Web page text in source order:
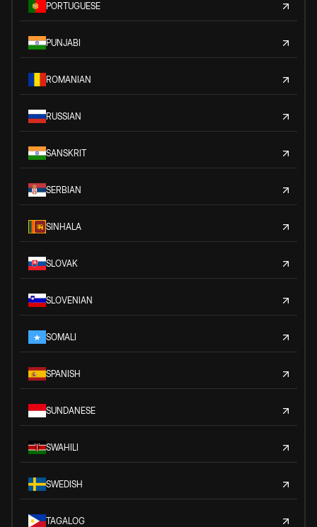
PORTUGUESE
PUNJABI
ROMANIAN
RUSSIAN
SANSKRIT
SERBIAN
SINHALA
SLOVAK
SLOVENIAN
SOMALI
SPANISH
SUNDANESE
SWAHILI
SWEDISH
TAGALOG